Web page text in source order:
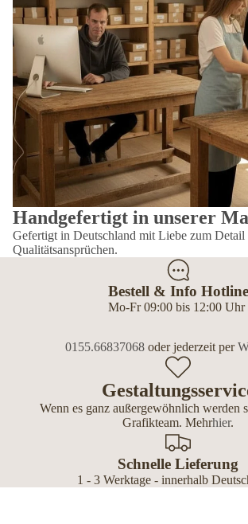
Handgefertigt in unserer
Gefertigt in Deutschland mit Liebe zum Detail
Qualitätsansprüchen.
Bestell & Info Hotline
Mo-Fr 09:00 bis 12:00 Uhr
0155.66837068oder jederzeit per
Wenn es ganz außergewöhnlich werden
Grafikteam. Mehrhier.
Schnelle Lieferung
1 - 3 Werktage - innerhalb